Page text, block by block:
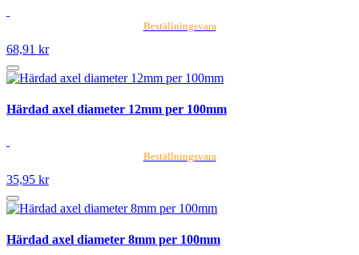
Beställningsvara
68,91 kr
Härdad axel diameter 12mm per 100mm
Beställningsvara
35,95 kr
Härdad axel diameter 8mm per 100mm